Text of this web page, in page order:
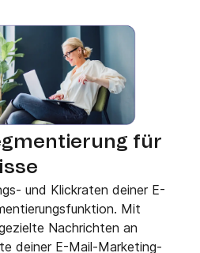
für
und Klickraten deiner E-
Mit
Nachrichten an
deiner E-Mail-Marketing-